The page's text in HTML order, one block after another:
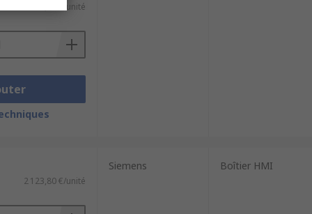
613,94 €/unité
2 123,80 €/unité
Siemens Boîtier HMI